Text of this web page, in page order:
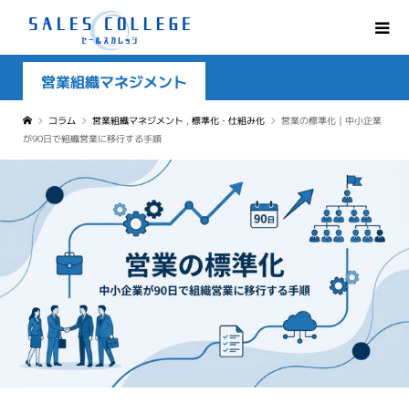
営業組織マネジメント
コラム 営業組織マネジメント , 標準化・仕組み化
営業の標準化｜中小企業
が90日で組織営業に移行する手順